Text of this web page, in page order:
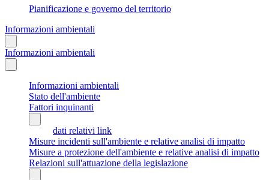
Pianificazione e governo del territorio
Informazioni ambientali
Informazioni ambientali
Informazioni ambientali
Stato dell'ambiente
Fattori inquinanti
dati relativi link
Misure incidenti sull'ambiente e relative analisi di impatto
Misure a protezione dell'ambiente e relative analisi di impatto
Relazioni sull'attuazione della legislazione